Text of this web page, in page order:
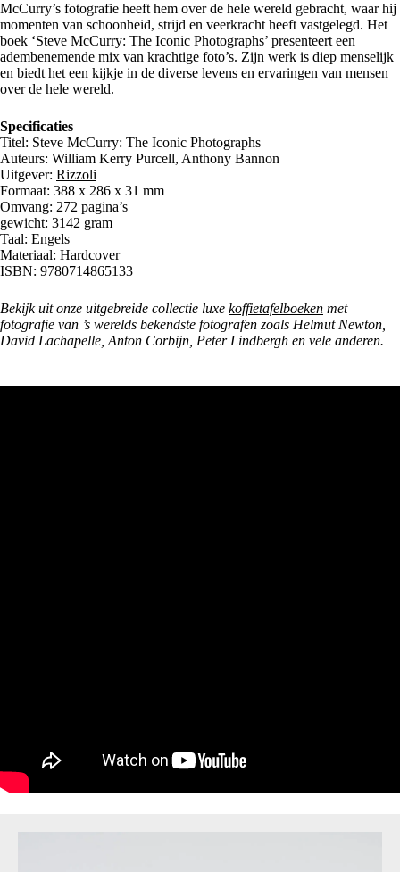
McCurry’s fotografie heeft hem over de hele wereld gebracht, waar hij
momenten van schoonheid, strijd en veerkracht heeft vastgelegd. Het
boek ‘Steve McCurry: The Iconic Photographs’ presenteert een
adembenemende mix van krachtige foto’s. Zijn werk is diep menselijk
en biedt het een kijkje in de diverse levens en ervaringen van mensen
over de hele wereld.
Specificaties
Titel: Steve McCurry: The Iconic Photographs
Auteurs: William Kerry Purcell, Anthony Bannon
Uitgever: Rizzoli
Formaat: 388 x 286 x 31 mm
Omvang: 272 pagina’s
gewicht: 3142 gram
Taal: Engels
Materiaal: Hardcover
ISBN: 9780714865133
Bekijk uit onze uitgebreide collectie luxe koffietafelboeken met
fotografie van ’s werelds bekendste fotografen zoals Helmut Newton,
David Lachapelle, Anton Corbijn, Peter Lindbergh en vele anderen.